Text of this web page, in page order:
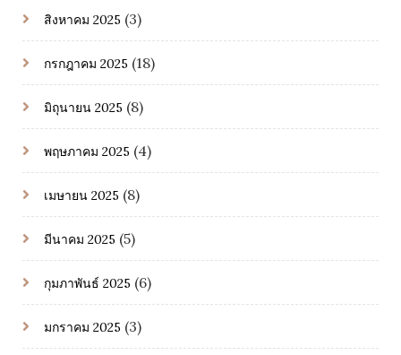
สิงหาคม 2025 (3)
กรกฎาคม 2025 (18)
มิถุนายน 2025 (8)
พฤษภาคม 2025 (4)
เมษายน 2025 (8)
มีนาคม 2025 (5)
กุมภาพันธ์ 2025 (6)
มกราคม 2025 (3)